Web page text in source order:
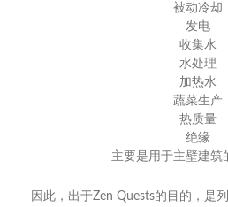
被动冷却
发电
收集水
水处理
加热水
蔬菜生产
热质量
绝缘
主要是用于主壁建筑
因此，出于Zen Quests的目的，是